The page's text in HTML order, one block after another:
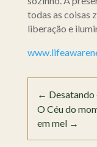
todas as coisas
liberação e
← Desatando
O Céu do
em mel→